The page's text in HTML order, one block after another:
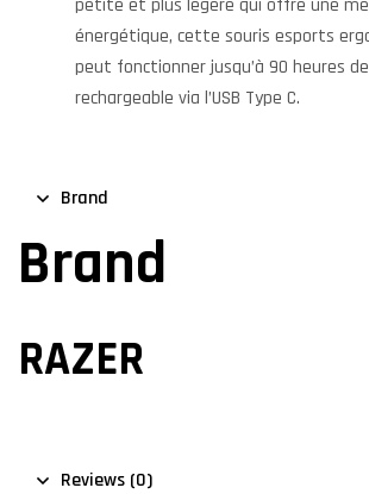
petite et plus légère qui offre une
énergétique, cette souris esports
peut fonctionner jusqu’à 90 heures
rechargeable via l’USB Type C.
Brand
Brand
RAZER
Reviews (0)